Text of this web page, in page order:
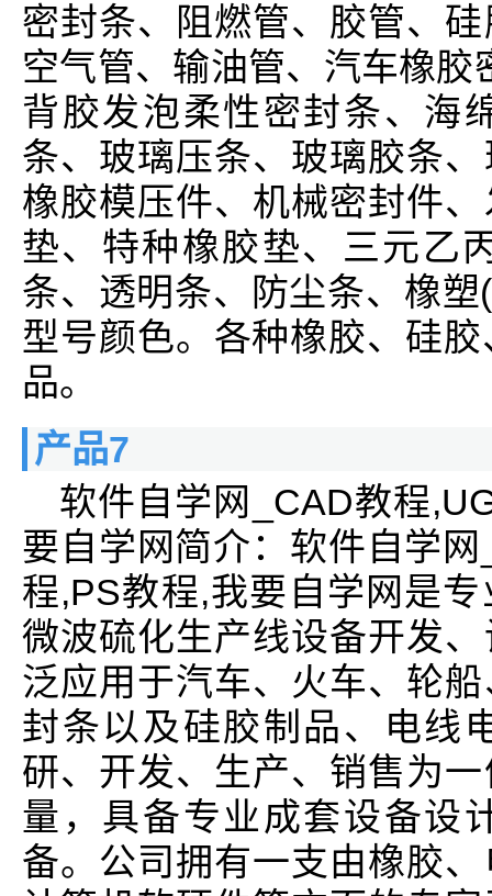
密封条、阻燃管、胶管、
空气管、输油管、汽车橡
背胶发泡柔性密封条、海
条、玻璃压条、玻璃胶条
橡胶模压件、机械密封件
垫、特种橡胶垫、三元乙
条、透明条、防尘条、橡
型号颜色。各种橡胶、硅
品。
产品7
软件自学网_CAD教程
要自学网简介：软件自学
程,PS教程,我要自学网是
微波硫化生产线设备开发
泛应用于汽车、火车、轮
封条以及硅胶制品、电线
研、开发、生产、销售为
量，具备专业成套设备设
备。公司拥有一支由橡胶